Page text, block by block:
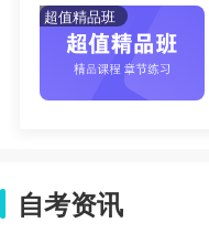
超值精品班
自考资讯